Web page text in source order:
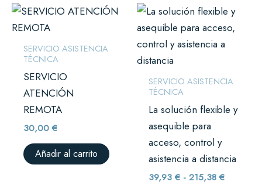
SERVICIO ASISTENCIA
TÉCNICA
SERVICIO
ATENCIÓN
REMOTA
30,00€
Añadir al carrito
SERVICIO ASISTENCIA
TÉCNICA
La solución flexible y
asequible para
acceso, control y
asistencia a distancia
39,93€ - 215,38€
Rango
de
precios:
desde
39,93 €